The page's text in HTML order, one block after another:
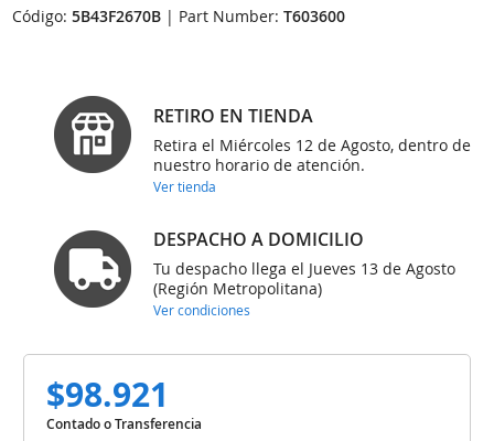
Código:5B43F2670B | Part Number:T603600
RETIRO EN TIENDA
Retira el Miércoles 12 de Agosto, dentro de
nuestro horario de atención.
Ver tienda
DESPACHO A DOMICILIO
Tu despacho llega el Jueves 13 de Agosto
(Región Metropolitana)
Ver condiciones
$98.921
Contado o Transferencia